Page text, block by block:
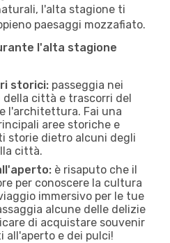
l'alta stagione ti
paesaggi mozzafiato.
l'alta stagione
storici: passeggia nei
città e trascorri del
l'architettura. Fai una
aree storiche e
storie dietro alcuni degli
città.
è risaputo che il
per conoscere la cultura
immersivo per le tue
alcune delle delizie
di acquistare souvenir
all'aperto e dei pulci!